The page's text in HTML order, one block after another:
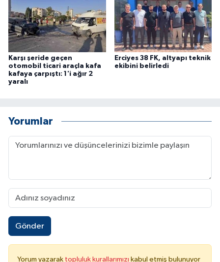
Karşı şeride geçen
otomobil ticari araçla kafa
kafaya çarpıştı: 1'i ağır 2
yaralı
Erciyes 38 FK, altyapı teknik
ekibini belirledi
Yorumlar
Gönder
Yorum yazarak topluluk kurallarımızı kabul etmiş bulunuyor